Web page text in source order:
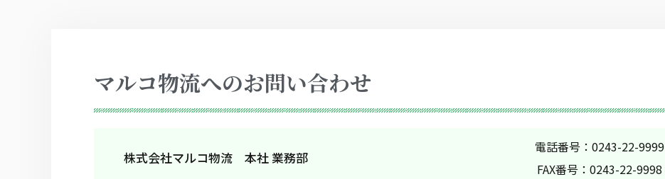
マルコ物流へのお問い合わせ
株式会社マルコ物流 本社 業務部
電話番号：0243-22-9999
FAX番号：0243-22-9998